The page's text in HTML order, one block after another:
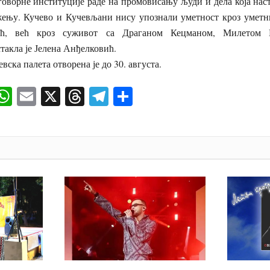
Кучево и Кучевљани нису упознали уметност кроз
већ кроз суживот са Драганом Кецманом, Милетом
је Јелена Анђелковић.
палета отворена је до 30. августа.
WhatsApp
Email
X ThreadsTelegram